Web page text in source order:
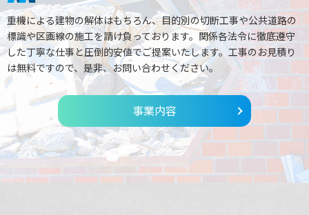
重機による建物の解体はもちろん、目的別の切断工事や公共道路の
標識や区画線の施工を請け負っております。関係各法令に徹底遵守
した丁寧な仕事と圧倒的安値でご提案いたします。工事のお見積り
は無料ですので、是非、お問い合わせください。
事業内容